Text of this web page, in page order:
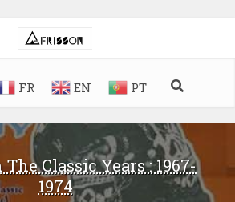
FR EN PT
The Classic Years : 1967-
1974